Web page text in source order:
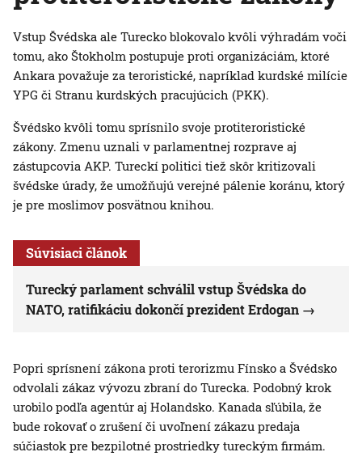
Vstup Švédska ale Turecko blokovalo kvôli výhradám voči
tomu, ako Štokholm postupuje proti organizáciám, ktoré
Ankara považuje za teroristické, napríklad kurdské milície
YPG či Stranu kurdských pracujúcich (PKK).
Švédsko kvôli tomu sprísnilo svoje protiteroristické
zákony. Zmenu uznali v parlamentnej rozprave aj
zástupcovia AKP. Tureckí politici tiež skôr kritizovali
švédske úrady, že umožňujú verejné pálenie koránu, ktorý
je pre moslimov posvätnou knihou.
Súvisiaci článok
Turecký parlament schválil vstup Švédska do
NATO, ratifikáciu dokončí prezident Erdogan
Popri sprísnení zákona proti terorizmu Fínsko a Švédsko
odvolali zákaz vývozu zbraní do Turecka. Podobný krok
urobilo podľa agentúr aj Holandsko. Kanada sľúbila, že
bude rokovať o zrušení či uvoľnení zákazu predaja
súčiastok pre bezpilotné prostriedky tureckým firmám.